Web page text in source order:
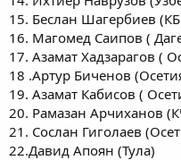
15. Беслан Шагербиев
16. Магомед Саипов (
17. Азамат Хадзарагов (
18 .Артур Биченов
19. Азамат Кабисов (
20. Рамазан Арчиханов
21. Сослан Гиголаев
22.Давид Апоян (Тула)